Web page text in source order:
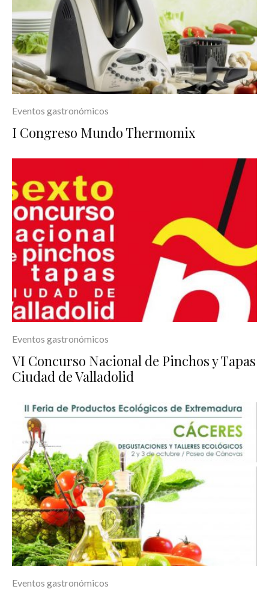
Eventos gastronómicos
I Congreso Mundo Thermomix
Eventos gastronómicos
VI Concurso Nacional de Pinchos y Tapas
Ciudad de Valladolid
Eventos gastronómicos